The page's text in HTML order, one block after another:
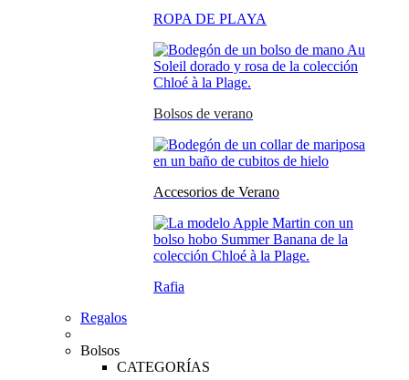
ROPA DE PLAYA
Bolsos de verano
Accesorios de Verano
Rafia
Regalos
Bolsos
CATEGORÍAS